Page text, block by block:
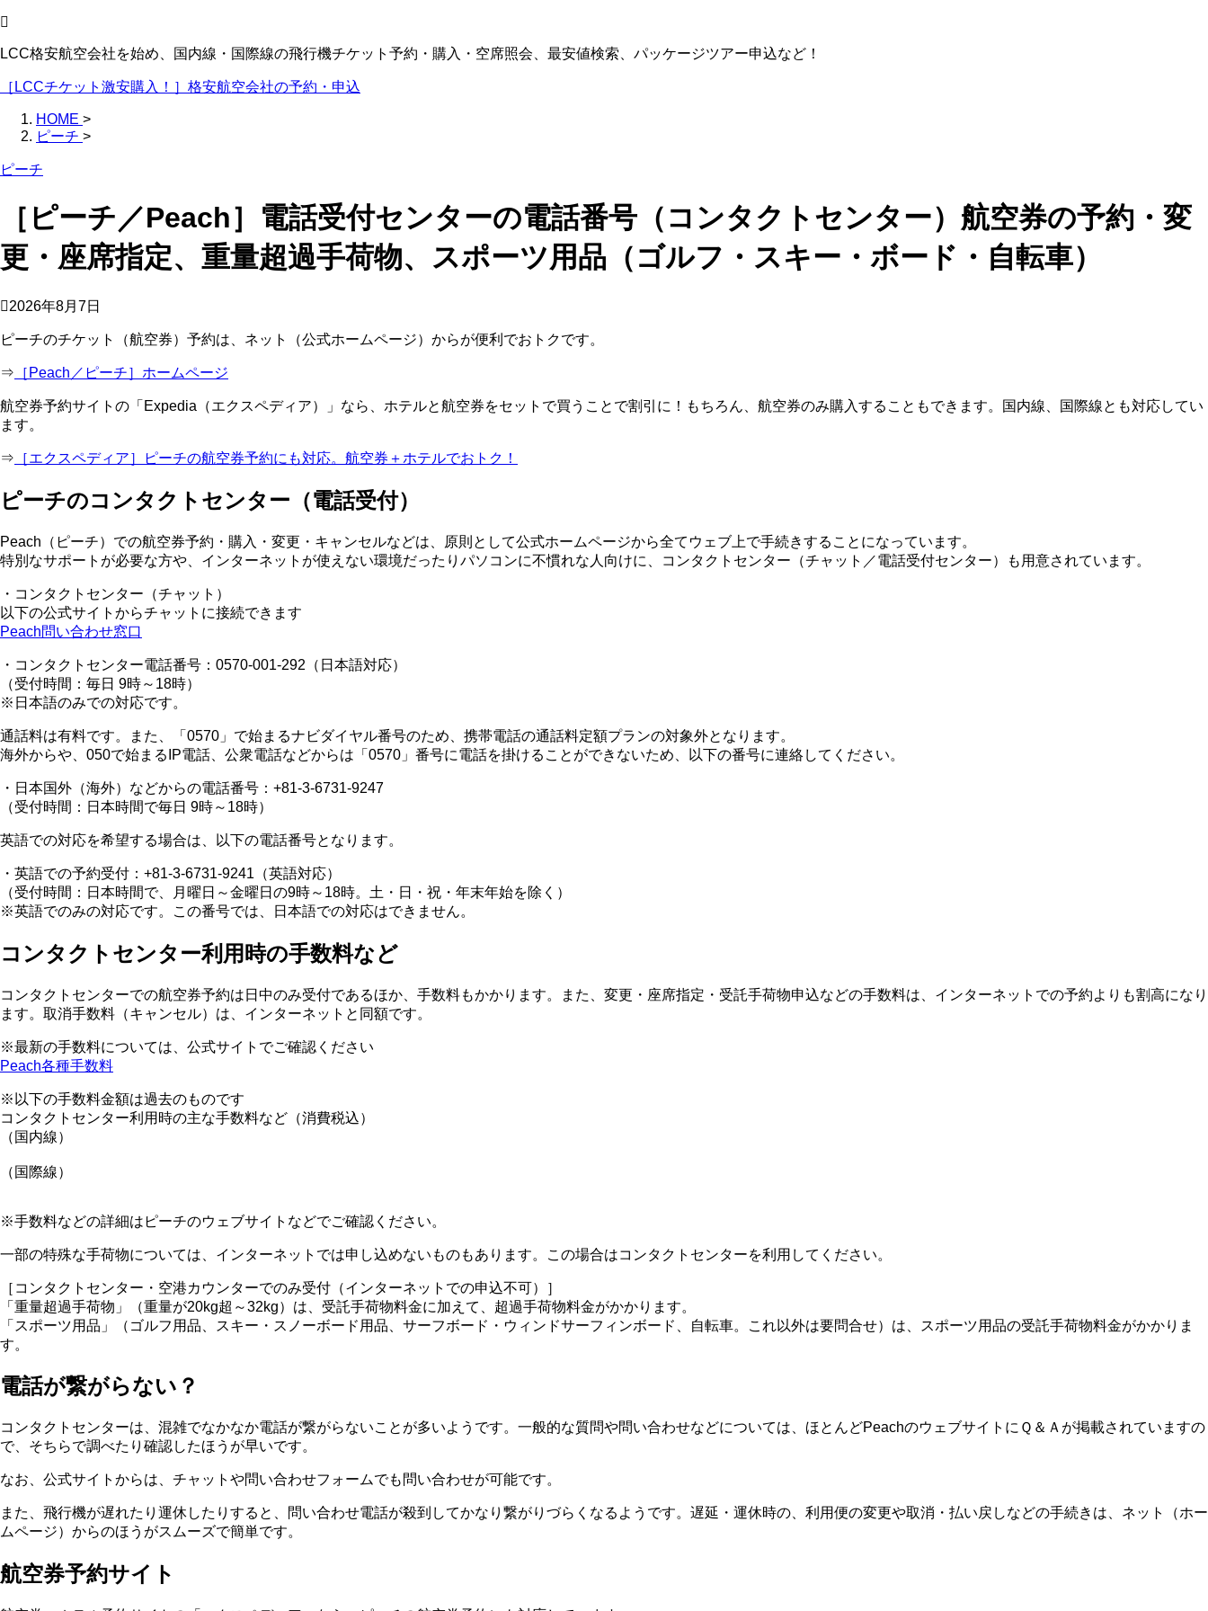
LCC格安航空会社を始め、国内線・国際線の飛行機チケット予約・購入・空席照会、最安値検索、パッケージツアー申込など！
［LCCチケット激安購入！］格安航空会社の予約・申込
HOME >
ピーチ >
ピーチ
［ピーチ／Peach］電話受付センターの電話番号（コンタクトセンター）航空券の予約・変
更・座席指定、重量超過手荷物、スポーツ用品（ゴルフ・スキー・ボード・自転車）
2026年8月7日
ピーチのチケット（航空券）予約は、ネット（公式ホームページ）からが便利でおトクです。
⇒ ［Peach／ピーチ］ホームページ
航空券予約サイトの「Expedia（エクスペディア）」なら、ホテルと航空券をセットで買うことで割引に！もちろん、航空券のみ購入することもできます。国内線、国際線とも対応してい
ます。
⇒ ［エクスペディア］ピーチの航空券予約にも対応。航空券＋ホテルでおトク！
ピーチのコンタクトセンター（電話受付）
Peach（ピーチ）での航空券予約・購入・変更・キャンセルなどは、原則として公式ホームページから全てウェブ上で手続きすることになっています。
特別なサポートが必要な方や、インターネットが使えない環境だったりパソコンに不慣れな人向けに、コンタクトセンター（チャット／電話受付センター）も用意されています。
・コンタクトセンター（チャット）
以下の公式サイトからチャットに接続できます
Peach問い合わせ窓口
・コンタクトセンター電話番号：0570-001-292（日本語対応）
（受付時間：毎日 9時～18時）
※日本語のみでの対応です。
通話料は有料です。また、「0570」で始まるナビダイヤル番号のため、携帯電話の通話料定額プランの対象外となります。
海外からや、050で始まるIP電話、公衆電話などからは「0570」番号に電話を掛けることができないため、以下の番号に連絡してください。
・日本国外（海外）などからの電話番号：+81-3-6731-9247
（受付時間：日本時間で毎日 9時～18時）
英語での対応を希望する場合は、以下の電話番号となります。
・英語での予約受付：+81-3-6731-9241（英語対応）
（受付時間：日本時間で、月曜日～金曜日の9時～18時。土・日・祝・年末年始を除く）
※英語でのみの対応です。この番号では、日本語での対応はできません。
コンタクトセンター利用時の手数料など
コンタクトセンターでの航空券予約は日中のみ受付であるほか、手数料もかかります。また、変更・座席指定・受託手荷物申込などの手数料は、インターネットでの予約よりも割高になり
ます。取消手数料（キャンセル）は、インターネットと同額です。
※最新の手数料については、公式サイトでご確認ください
Peach各種手数料
※以下の手数料金額は過去のものです
コンタクトセンター利用時の主な手数料など（消費税込）
（国内線）
（国際線）
※手数料などの詳細はピーチのウェブサイトなどでご確認ください。
一部の特殊な手荷物については、インターネットでは申し込めないものもあります。この場合はコンタクトセンターを利用してください。
［コンタクトセンター・空港カウンターでのみ受付（インターネットでの申込不可）］
「重量超過手荷物」（重量が20kg超～32kg）は、受託手荷物料金に加えて、超過手荷物料金がかかります。
「スポーツ用品」（ゴルフ用品、スキー・スノーボード用品、サーフボード・ウィンドサーフィンボード、自転車。これ以外は要問合せ）は、スポーツ用品の受託手荷物料金がかかりま
す。
電話が繋がらない？
コンタクトセンターは、混雑でなかなか電話が繋がらないことが多いようです。一般的な質問や問い合わせなどについては、ほとんどPeachのウェブサイトにＱ＆Ａが掲載されていますの
で、そちらで調べたり確認したほうが早いです。
なお、公式サイトからは、チャットや問い合わせフォームでも問い合わせが可能です。
また、飛行機が遅れたり運休したりすると、問い合わせ電話が殺到してかなり繋がりづらくなるようです。遅延・運休時の、利用便の変更や取消・払い戻しなどの手続きは、ネット（ホー
ムページ）からのほうがスムーズで簡単です。
航空券予約サイト